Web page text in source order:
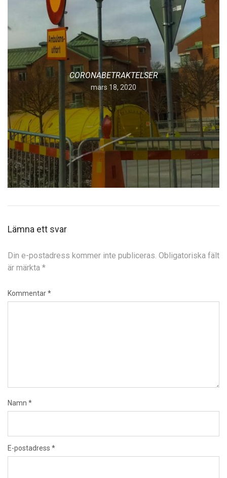
CORONABETRAKTELSER
mars 18, 2020
Lämna ett svar
Din e-postadress kommer inte publiceras. Obligatoriska fält
är märkta *
Kommentar*
Namn *
E-postadress *